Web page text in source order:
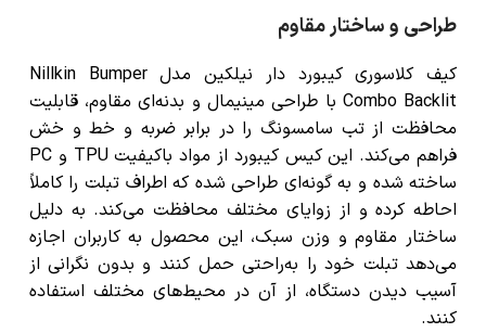
طراحی و ساختار مقاوم
کیف کلاسوری کیبورد دار نیلکین مدل Nillkin Bumper
Combo Backlit با طراحی مینیمال و بدنه‌ای مقاوم، قابلیت
محافظت از تب سامسونگ را در برابر ضربه‌ و خط و خش
فراهم می‌کند. این کیس کیبورد از مواد باکیفیت TPU و PC
ساخته شده و به گونه‌ای طراحی شده که اطراف تبلت را کاملاً
احاطه کرده و از زوایای مختلف محافظت می‌کند. به دلیل
ساختار مقاوم و وزن سبک، این محصول به کاربران اجازه
می‌دهد تبلت خود را به‌راحتی حمل کنند و بدون نگرانی از
آسیب دیدن دستگاه، از آن در محیط‌های مختلف استفاده
کنند.